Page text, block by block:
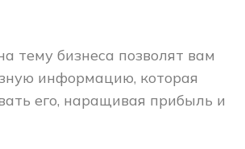
тему бизнеса позволят вам
информацию, которая
его, наращивая прибыль и